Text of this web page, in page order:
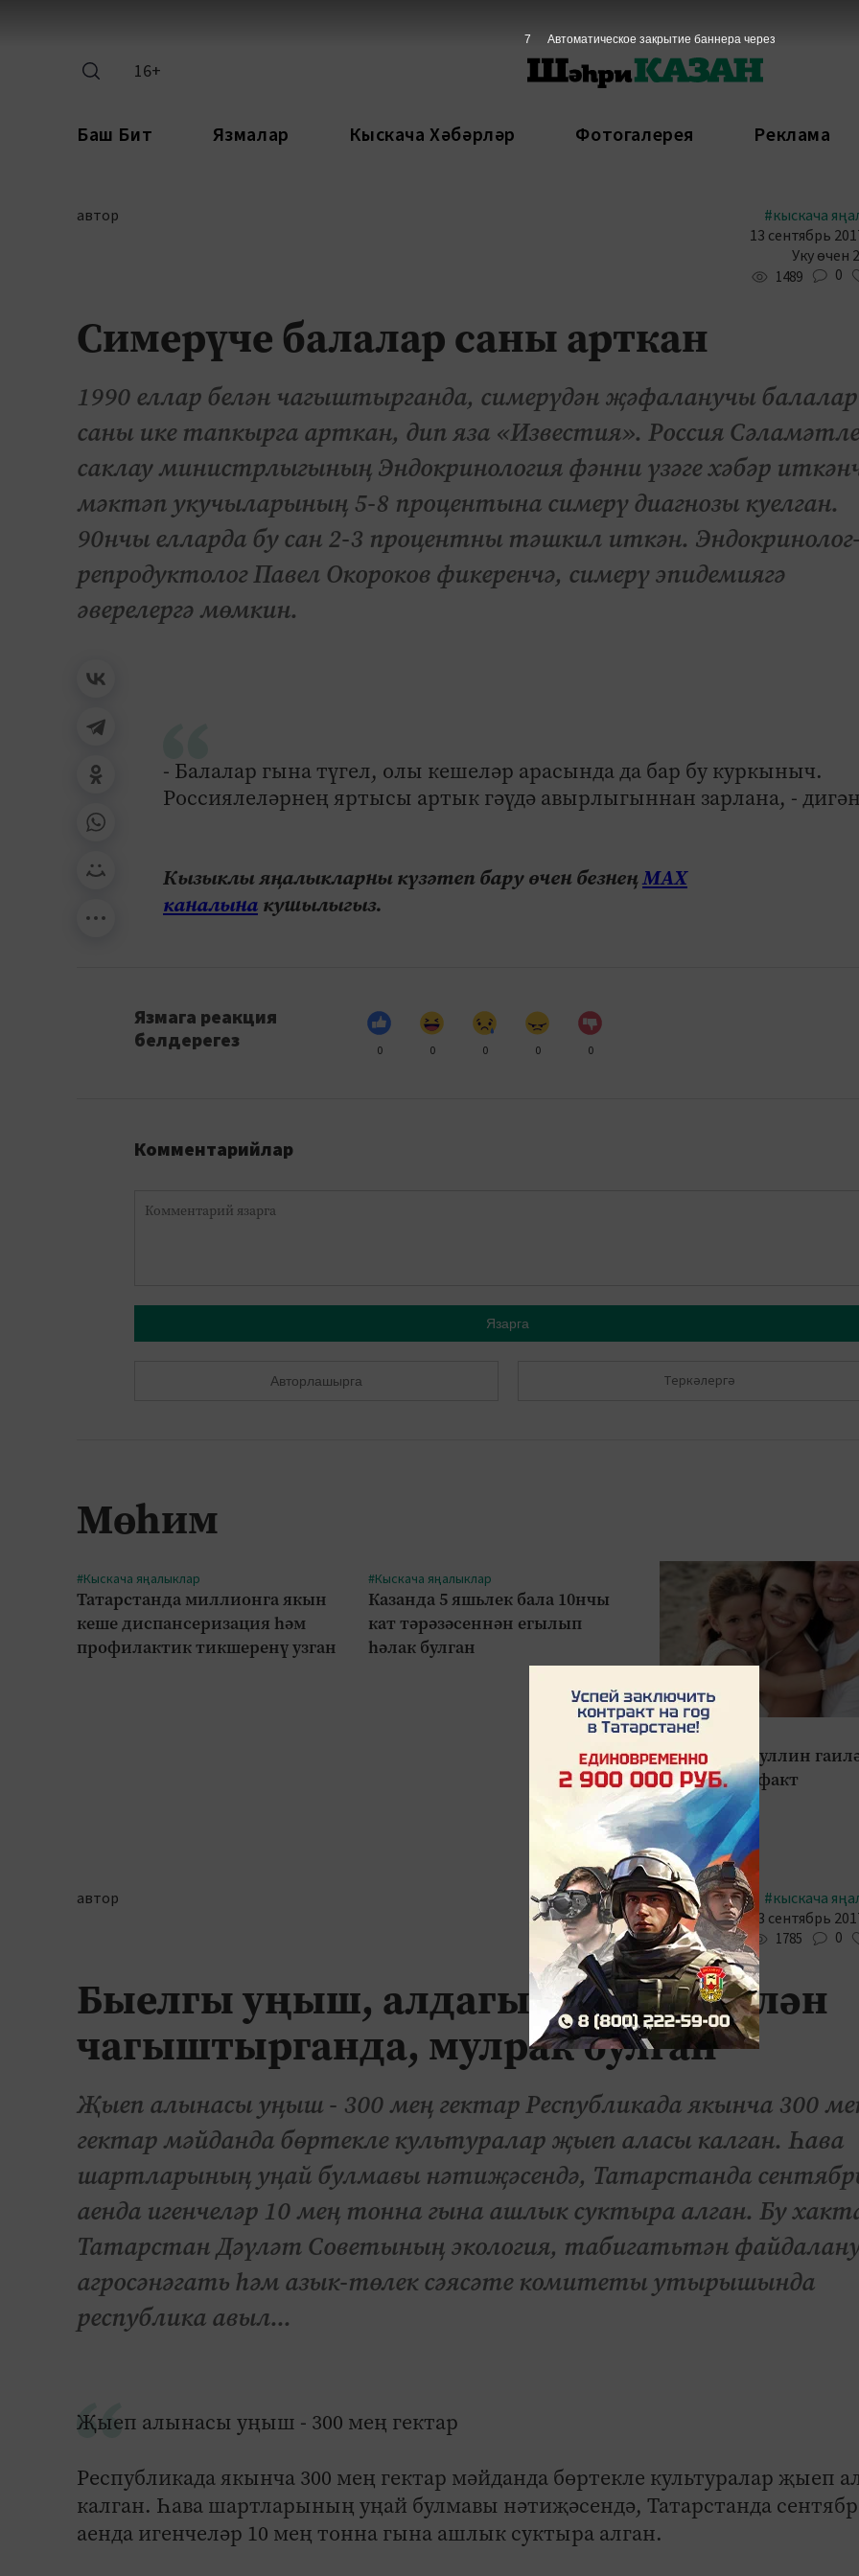
16+
Баш Бит Язмалар Кыскача Хәбәрләр Фотогалерея Реклама
автор
#кыскача
13 сентябрь
Уку өчен
1489 0
Симерүче балалар саны арткан
1990 еллар белән чагыштырганда, симерүдән җәфаланучы балалар
саны ике тапкырга арткан, дип яза «Известия». Россия
саклау министрлыгының Эндокринология фәнни үзәге хәбәр
мәктәп укучыларының 5-8 процентына симерү диагнозы куелган.
90нчы елларда бу сан 2-3 процентны тәшкил иткән. Эндокринолог-
репродуктолог Павел Окороков фикеренчә, симерү эпидемиягә
әверелергә мөмкин.
- Балалар гына түгел, олы кешеләр арасында да бар бу куркыныч.
Россиялеләрнең яртысы артык гәүдә авырлыгыннан зарлана, -
Кызыклы яңалыкларны күзәтеп бару өчен безнеңМАХ
каналына кушылыгыз.
Язмага реакция
белдерегез
0 0 0 0 0
Комментарийлар
Язарга
Авторлашырга Теркәлергә
Мөһим
#Кыскача яңалыклар
Татарстанда миллионга якын
кеше диспансеризация һәм
профилактик тикшеренү узган
#Кыскача яңалыклар
Казанда 5 яшьлек бала 10нчы
кат тәрәзәсеннән егылып
һәлак булган
#Шоу-бизнес
Илназ Сафиуллин
турында 10 факт
автор
#кыскача
13 сентябрь
1785 0
Быелгы уңыш, алдагы җиде ел белән
чагыштырганда, мулрак булган
Җыеп алынасы уңыш - 300 мең гектар Республикада якынча 300
гектар мәйданда бөртекле культуралар җыеп аласы калган. Һава
шартларының уңай булмавы нәтиҗәсендә, Татарстанда
аенда игенчеләр 10 мең тонна гына ашлык суктыра алган. Бу
Татарстан Дәүләт Советының экология, табигатьтән
агросәнәгать һәм азык-төлек сәясәте комитеты утырышында
республика авыл...
Җыеп алынасы уңыш - 300 мең гектар
Республикада якынча 300 мең гектар мәйданда бөртекле культуралар җыеп
калган. Һава шартларының уңай булмавы нәтиҗәсендә, Татарстанда
аенда игенчеләр 10 мең тонна гына ашлык суктыра алган.
6 Автоматическое закрытие баннера через